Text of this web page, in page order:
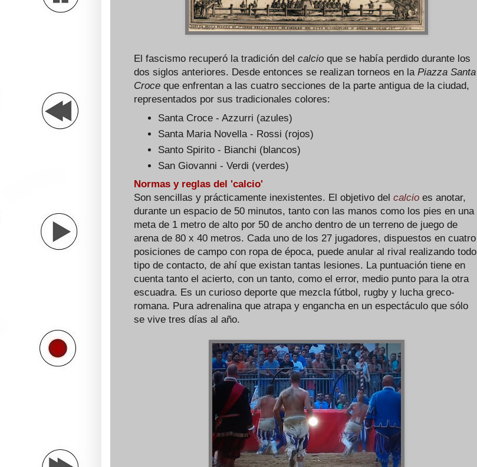
El fascismo recuperó la tradición del calcio que se había perdido durante los
dos siglos anteriores. Desde entonces se realizan torneos en la Piazza Santa
Croce que enfrentan a las cuatro secciones de la parte antigua de la ciudad,
representados por sus tradicionales colores:
Santa Croce - Azzurri (azules)
Santa Maria Novella - Rossi (rojos)
Santo Spirito - Bianchi (blancos)
San Giovanni - Verdi (verdes)
Normas y reglas del 'calcio'
Son sencillas y prácticamente inexistentes. El objetivo del calcio es anotar,
durante un espacio de 50 minutos, tanto con las manos como los pies en una
meta de 1 metro de alto por 50 de ancho dentro de un terreno de juego de
arena de 80 x 40 metros. Cada uno de los 27 jugadores, dispuestos en cuatro
posiciones de campo con ropa de época, puede anular al rival realizando todo
tipo de contacto, de ahí que existan tantas lesiones. La puntuación tiene en
cuenta tanto el acierto, con un tanto, como el error, medio punto para la otra
escuadra. Es un curioso deporte que mezcla fútbol, rugby y lucha greco-
romana. Pura adrenalina que atrapa y engancha en un espectáculo que sólo
se vive tres días al año.